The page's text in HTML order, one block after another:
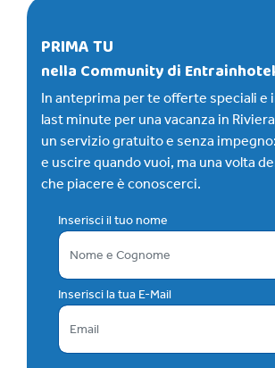
PRIMA TU
nella Community di Entrainhotel
In anteprima per te offerte speciali e
last minute per una vacanza in
un servizio gratuito e senza
e uscire quando vuoi, ma una volta
che piacere è conoscerci.
Inserisci il tuo nome
Inserisci la tua E-Mail